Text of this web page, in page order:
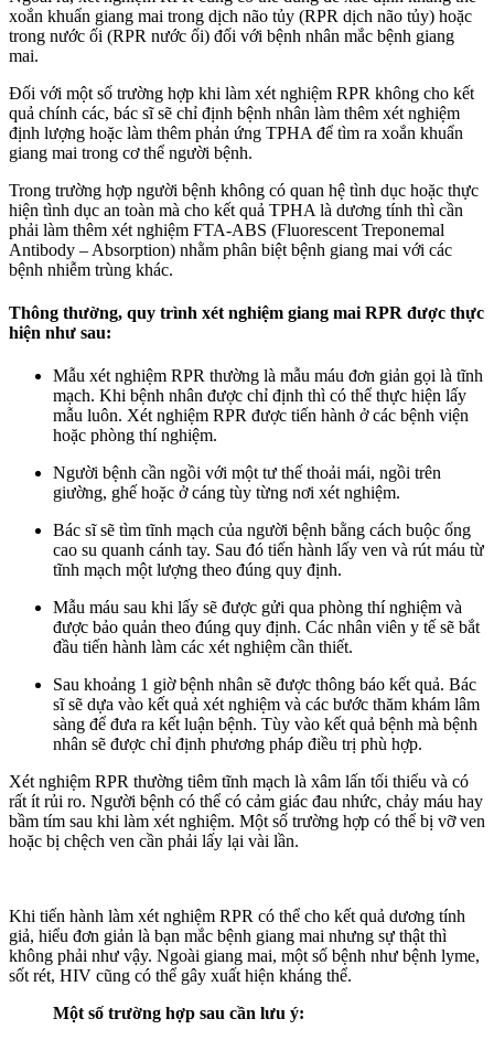
xoắn khuẩn giang mai trong dịch não tủy (RPR dịch não tủy) hoặc
trong nước ối (RPR nước ối) đối với bệnh nhân mắc bệnh giang
mai.
Đối với một số trường hợp khi làm xét nghiệm RPR không cho kết
quả chính các, bác sĩ sẽ chỉ định bệnh nhân làm thêm xét nghiệm
định lượng hoặc làm thêm phản ứng TPHA để tìm ra xoắn khuẩn
giang mai trong cơ thể người bệnh.
Trong trường hợp người bệnh không có quan hệ tình dục hoặc thực
hiện tình dục an toàn mà cho kết quả TPHA là dương tính thì cần
phải làm thêm xét nghiệm FTA-ABS (Fluorescent Treponemal
Antibody – Absorption) nhằm phân biệt bệnh giang mai với các
bệnh nhiễm trùng khác.
Thông thường, quy trình xét nghiệm giang mai RPR được thực
hiện như sau:
Mẫu xét nghiệm RPR thường là mẫu máu đơn giản gọi là tĩnh
mạch. Khi bệnh nhân được chỉ định thì có thể thực hiện lấy
mẫu luôn. Xét nghiệm RPR được tiến hành ở các bệnh viện
hoặc phòng thí nghiệm.
Người bệnh cần ngồi với một tư thế thoải mái, ngồi trên
giường, ghế hoặc ở cáng tùy từng nơi xét nghiệm.
Bác sĩ sẽ tìm tĩnh mạch của người bệnh bằng cách buộc ống
cao su quanh cánh tay. Sau đó tiến hành lấy ven và rút máu từ
tĩnh mạch một lượng theo đúng quy định.
Mẫu máu sau khi lấy sẽ được gửi qua phòng thí nghiệm và
được bảo quản theo đúng quy định. Các nhân viên y tế sẽ bắt
đầu tiến hành làm các xét nghiệm cần thiết.
Sau khoảng 1 giờ bệnh nhân sẽ được thông báo kết quả. Bác
sĩ sẽ dựa vào kết quả xét nghiệm và các bước thăm khám lâm
sàng để đưa ra kết luận bệnh. Tùy vào kết quả bệnh mà bệnh
nhân sẽ được chỉ định phương pháp điều trị phù hợp.
Xét nghiệm RPR thường tiêm tĩnh mạch là xâm lấn tối thiểu và có
rất ít rủi ro. Người bệnh có thể có cảm giác đau nhức, chảy máu hay
bầm tím sau khi làm xét nghiệm. Một số trường hợp có thể bị vỡ ven
hoặc bị chệch ven cần phải lấy lại vài lần.
Khi tiến hành làm xét nghiệm RPR có thể cho kết quả dương tính
giả, hiểu đơn giản là bạn mắc bệnh giang mai nhưng sự thật thì
không phải như vậy. Ngoài giang mai, một số bệnh như bệnh lyme,
sốt rét, HIV cũng có thể gây xuất hiện kháng thể.
Một số trường hợp sau cần lưu ý: